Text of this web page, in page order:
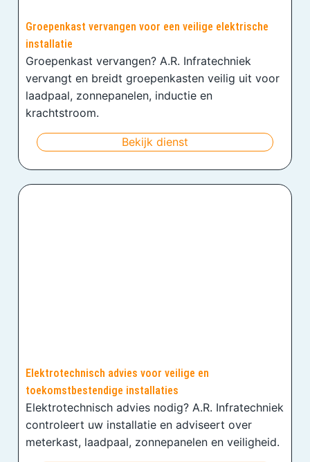
Groepenkast vervangen voor een veilige elektrische
installatie
Groepenkast vervangen? A.R. Infratechniek
vervangt en breidt groepenkasten veilig uit voor
laadpaal, zonnepanelen, inductie en
krachtstroom.
Bekijk dienst
Elektrotechnisch advies voor veilige en
toekomstbestendige installaties
Elektrotechnisch advies nodig? A.R. Infratechniek
controleert uw installatie en adviseert over
meterkast, laadpaal, zonnepanelen en veiligheid.